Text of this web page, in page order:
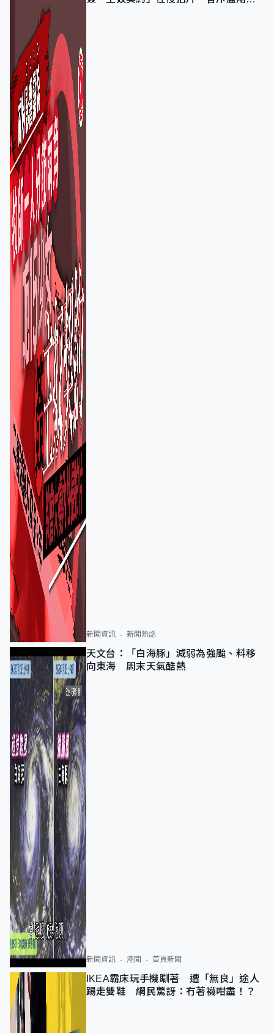
新聞資訊 新聞熱話
天文台：「白海豚」減弱為強颱、料移
向東海 周末天氣酷熱
新聞資訊 港聞 首頁新聞
IKEA霸床玩手機瞓著 遭「無良」途人
踢走雙鞋 網民驚訝：冇著襪咁盡！？